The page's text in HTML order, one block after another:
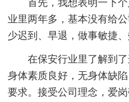
首先，我想表明一下
业里两年多，基本没有给
少迟到、早退，做事敏捷
在保安行业里了解到
身体素质良好，无身体缺
要求。接受公司理念，爱